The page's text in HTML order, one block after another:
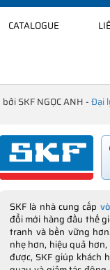
CATALOGUE
SKF NGỌC ANH -Đại
SKF là nhà cung cấp
đổi mới hàng đầu thế
tranh và bền vững
nhẹ hơn, hiệu quả
được, SKF giúp khách